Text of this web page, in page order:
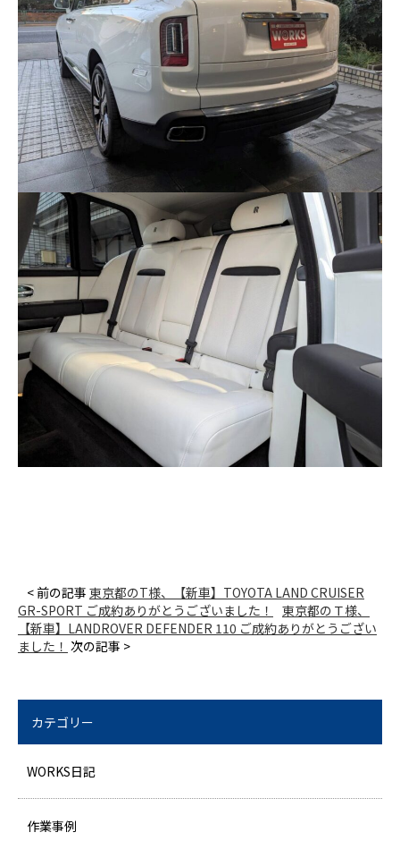
< 前の記事 東京都のT様、【新車】TOYOTA LAND CRUISER
GR-SPORT ご成約ありがとうございました！
東京都のＴ様、
【新車】LANDROVER DEFENDER 110 ご成約ありがとうござい
ました！ 次の記事 >
カテゴリー
WORKS日記
作業事例